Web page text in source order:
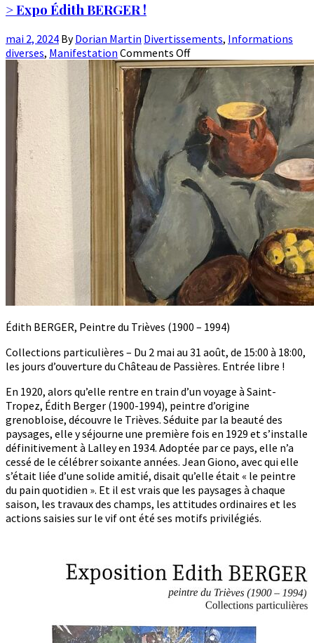
> Expo Édith BERGER !
mai 2, 2024 ByDorian Martin Divertissements, Informations
diverses, Manifestation Comments Off
Édith BERGER, Peintre du Trièves (1900 – 1994)
Collections particulières – Du 2 mai au 31 août, de 15:00 à 18:00,
les jours d’ouverture du Château de Passières. Entrée libre !
En 1920, alors qu’elle rentre en train d’un voyage à Saint-
Tropez, Édith Berger (1900-1994), peintre d’origine
grenobloise, découvre le Trièves. Séduite par la beauté des
paysages, elle y séjourne une première fois en 1929 et s’installe
définitivement à Lalley en 1934. Adoptée par ce pays, elle n’a
cessé de le célébrer soixante années. Jean Giono, avec qui elle
s’était liée d’une solide amitié, disait qu’elle était « le peintre
du pain quotidien ». Et il est vrais que les paysages à chaque
saison, les travaux des champs, les attitudes ordinaires et les
actions saisies sur le vif ont été ses motifs privilégiés.